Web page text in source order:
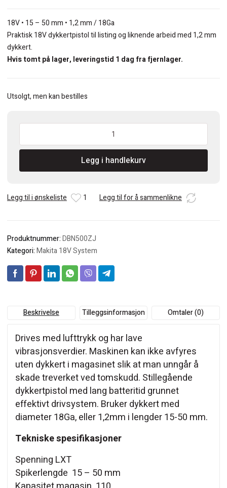
var:
kr 9.188.
er:
kr 5.950.
18V • 15 – 50 mm • 1,2 mm / 18Ga
Praktisk 18V dykkertpistol til listing og liknende arbeid med 1,2 mm
dykkert.
Hvis tomt på lager, leveringstid 1 dag fra fjernlager.
Utsolgt, men kan bestilles
18V
med
dykkert
Legg i handlekurv
Legg til i ønskeliste 1 Legg til for å sammenlikne
Produktnummer:DBN500ZJ
Kategori:Makita 18V System
Beskrivelse Tilleggsinformasjon Omtaler (0)
Drives med lufttrykk og har lave
vibrasjonsverdier. Maskinen kan ikke avfyres
uten dykkert i magasinet slik at man unngår å
skade treverket ved tomskudd. Stillegående
dykkertpistol med lang batteritid grunnet
effektivt drivsystem. Bruker dykkert med
diameter 18Ga, eller 1,2mm i lengder 15-50 mm.
Tekniske spesifikasjoner
Spenning LXT
Spikerlengde 15 – 50 mm